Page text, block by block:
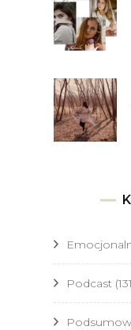
Podcast